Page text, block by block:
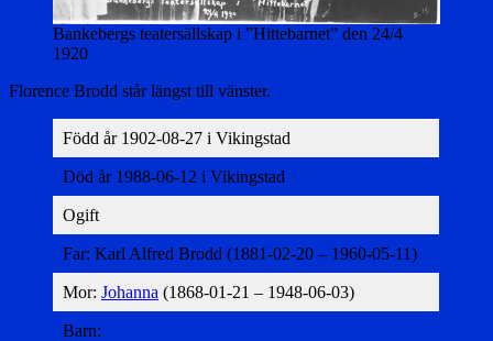
Bankebergs teatersällskap i ”Hittebarnet” den 24/4
1920
Florence Brodd står längst till vänster.
Född år 1902-08-27 i Vikingstad
Död år 1988-06-12 i Vikingstad
Ogift
Far: Karl Alfred Brodd (1881-02-20 – 1960-05-11)
Mor: Johanna (1868-01-21 – 1948-06-03)
Barn: